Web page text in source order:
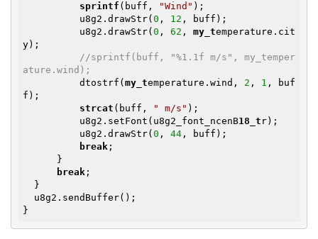
sprintf (buff, "Wind" );
          u8g2.drawStr(
0 , 12 , buff);
          u8g2.drawStr(
0 , 62 , my_temperature.cit
y);
//sprintf(buff, "%1.1f m/s", my_temper
ature.wind);
          dtostrf(
my_temperature.wind, 2 , 1 , buf
f);
strcat (buff, " m/s" );
          u8g2.setFont(u8g2_font_ncenB
18_t r);
          u8g2.drawStr(
0 , 44 , buff);
break ;
break ;
}